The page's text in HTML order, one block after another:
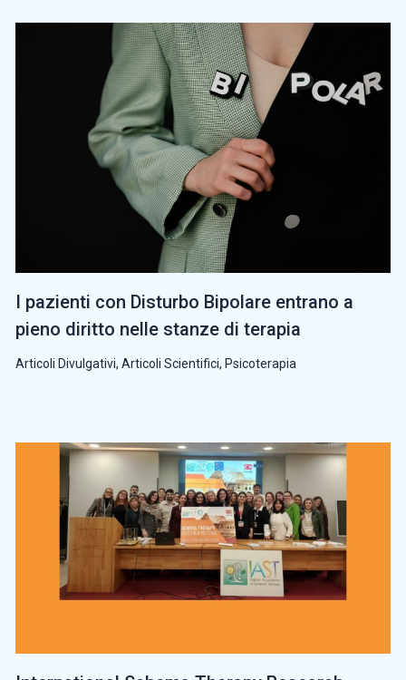
I pazienti con Disturbo Bipolare entrano a
pieno diritto nelle stanze di terapia
Articoli Divulgativi, Articoli Scientifici, Psicoterapia